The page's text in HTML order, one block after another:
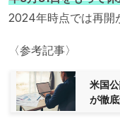
2024年時点では再開
〈参考記事〉
米国
が徹底